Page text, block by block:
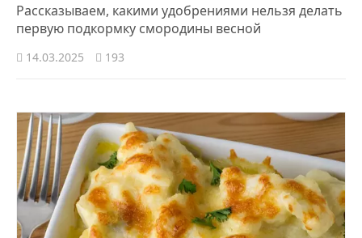
Рассказываем, какими удобрениями нельзя делать
первую подкормку смородины весной
14.03.2025 193